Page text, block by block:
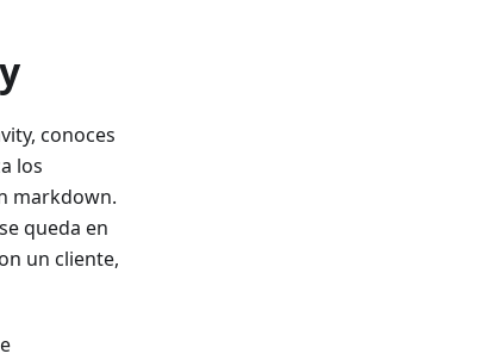
conoces
los
markdown.
queda en
un cliente,